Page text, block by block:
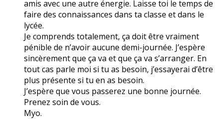
amis avec une autre énergie. Laisse toi le temps de
faire des connaissances dans ta classe et dans le
lycée.
Je comprends totalement, ça doit être vraiment
pénible de n’avoir aucune demi-journée. J’espère
sincèrement que ça va et que ça va s’arranger. En
tout cas parle moi si tu as besoin, j’essayerai d’être
plus présente si tu en as besoin.
J’espère que vous passerez une bonne journée.
Prenez soin de vous.
Myo.